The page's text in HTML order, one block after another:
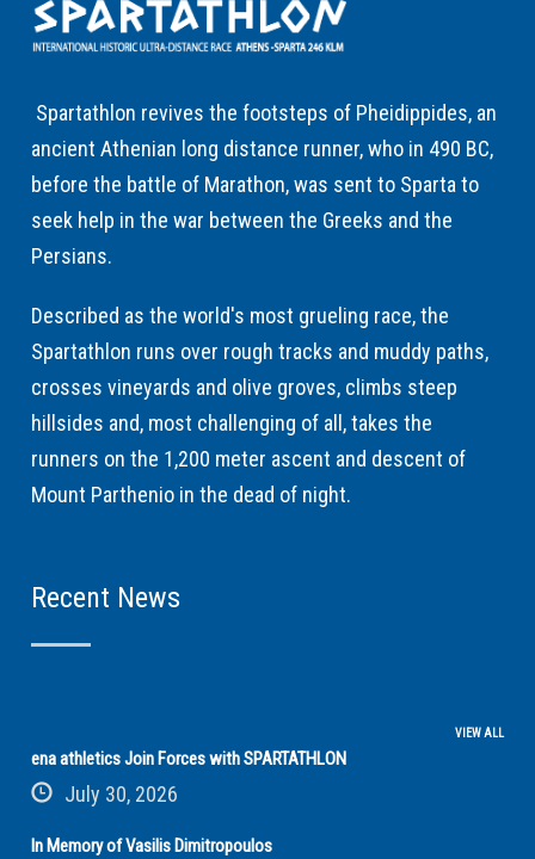
Spartathlon revives the footsteps of Pheidippides, an
ancient Athenian long distance runner, who in 490 BC,
before the battle of Marathon, was sent to Sparta to
seek help in the war between the Greeks and the
Persians.
Described as the world's most grueling race, the
Spartathlon runs over rough tracks and muddy paths,
crosses vineyards and olive groves, climbs steep
hillsides and, most challenging of all, takes the
runners on the 1,200 meter ascent and descent of
Mount Parthenio in the dead of night.
Recent News
VIEW ALL
ena athletics Join Forces with SPARTATHLON
July 30, 2026
In Memory of Vasilis Dimitropoulos